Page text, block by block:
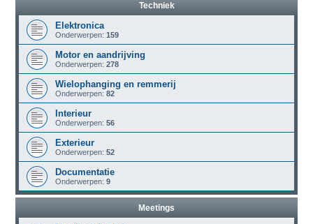
Techniek
Elektronica
Onderwerpen: 159
Motor en aandrijving
Onderwerpen: 278
Wielophanging en remmerij
Onderwerpen: 82
Interieur
Onderwerpen: 56
Exterieur
Onderwerpen: 52
Documentatie
Onderwerpen: 9
Meetings